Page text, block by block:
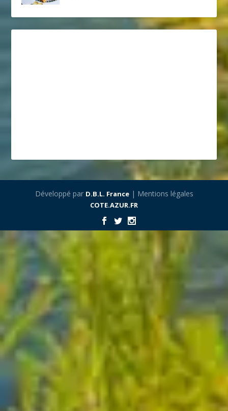
Développé par D.B.L. France| Mentions légales
COTE.AZUR.FR